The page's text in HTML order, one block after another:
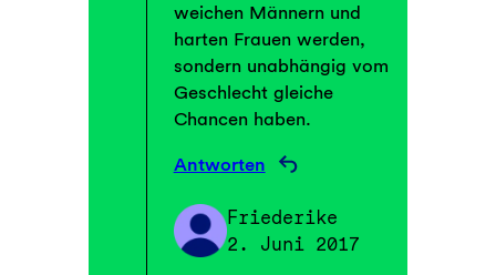
weichen Männern und
harten Frauen werden,
sondern unabhängig vom
Geschlecht gleiche
Chancen haben.
Antworten
Friederike
2. Juni 2017